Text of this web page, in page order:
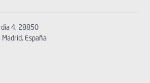
4, 28850
Madrid, España